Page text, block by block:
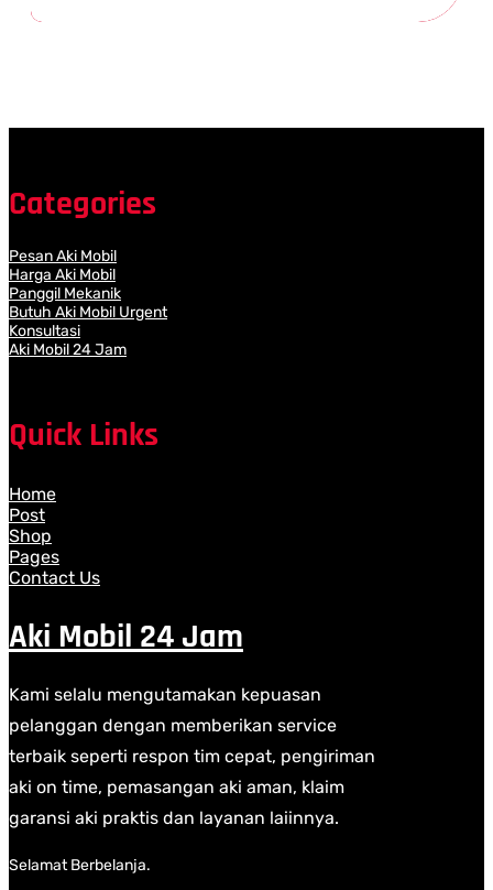
Categories
Pesan Aki Mobil
Harga Aki Mobil
Panggil Mekanik
Butuh Aki Mobil Urgent
Konsultasi
Aki Mobil 24 Jam
Quick Links
Home
Post
Shop
Pages
Contact Us
Aki Mobil 24 Jam
Kami selalu mengutamakan kepuasan
pelanggan dengan memberikan service
terbaik seperti respon tim cepat, pengiriman
aki on time, pemasangan aki aman, klaim
garansi aki praktis dan layanan laiinnya.
Selamat Berbelanja.